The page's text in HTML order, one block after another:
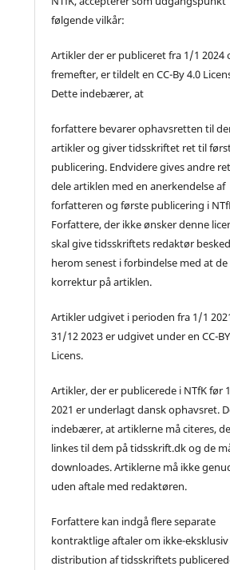
følgende vilkår:
Artikler der er publiceret fra 1/1 2024
fremefter, er tildelt en CC-By 4.0
Dette indebærer, at
forfattere bevarer ophavsretten til
artikler og giver tidsskriftet ret til
publicering. Endvidere gives andre
dele artiklen med en anerkendelse af
forfatteren og første publicering i
Forfattere, der ikke ønsker denne
skal give tidsskriftets redaktør besked
herom senest i forbindelse med at
korrektur på artiklen.
Artikler udgivet i perioden fra 1/1
31/12 2023 er udgivet under en CC-
Licens.
Artikler, der er publicerede i NTfK før
2021 er underlagt dansk ophavsret.
indebærer, at artiklerne må citeres,
linkes til dem på tidsskrift.dk og de
downloades. Artiklerne må ikke
uden aftale med redaktøren.
Forfattere kan indgå flere separate
kontraktlige aftaler om ikke-eksklusiv
distribution af tidsskriftets